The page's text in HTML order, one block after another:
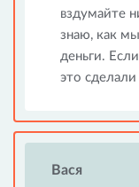
вздумайте
знаю, как
деньги.
это сделали
Вася